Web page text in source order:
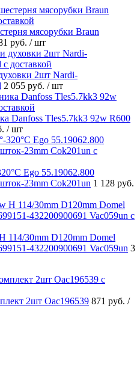
мясорубки Braun
руб. / шт
2шт Nardi-
2 055 руб. / шт
Danfoss Tles5.7kk3 92w R600
/ шт
Ego 55.19062.800
23mm Cok201un 1 128 руб.
114/30mm D120mm Domel
432200900691 Vac059un 3
2шт Oac196539 871 руб. /